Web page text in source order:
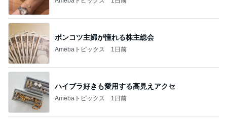
ポンコツ主婦が憧れる株主総会
Amebaトピックス 1日前
ハイブラ好きも愛用する高見えアクセ
Amebaトピックス 1日前